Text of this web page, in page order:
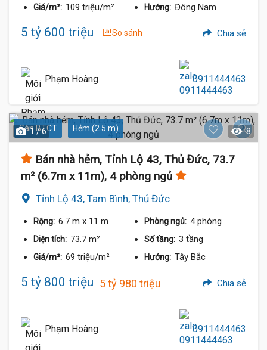
Giá/m²: 109 triệu/m² Hướng: Đông Nam
5 tỷ 600 triệu So sánh Chia sẻ
Phạm Hoàng 0911444463
Sàn BTCT Hẻm (2.5 m)
1 / 6 8
Bán nhà hẻm, Tỉnh Lộ 43, Thủ Đức, 73.7
m² (6.7m x 11m), 4 phòng ngủ
Tỉnh Lộ 43, Tam Bình, Thủ Đức
Rộng: 6.7 m x 11 m Phòng ngủ: 4 phòng
Diện tích: 73.7 m² Số tầng: 3 tầng
Giá/m²: 69 triệu/m² Hướng: Tây Bắc
5 tỷ 800 triệu 5 tỷ 980 triệu Chia sẻ
Phạm Hoàng 0911444463